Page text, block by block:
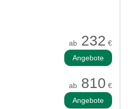
ab 232 €
Angebote
ab 810 €
Angebote